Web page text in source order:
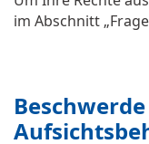
im Abschnitt